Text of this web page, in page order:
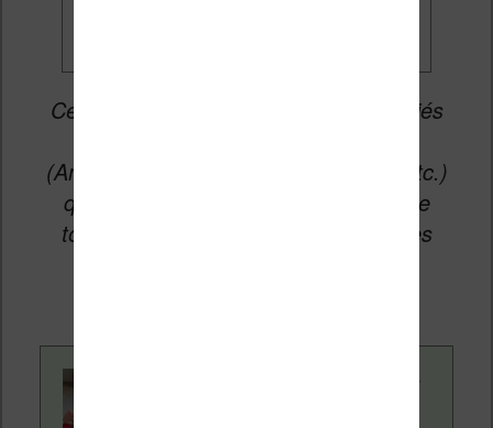
Cet article peut contenir des liens affiliés
(Amazon, Fnac, Cultura, Boulanger, etc.)
qui permettent aux auteurs du site de
toucher une petite commission sur les
Contenu rédigé par